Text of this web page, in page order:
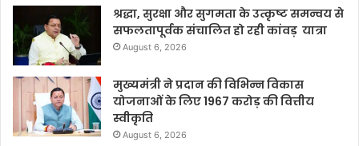
श्रद्धा, सुरक्षा और सुगमता के उत्कृष्ट समन्वय से
सफलतापूर्वक संचालित हो रही कांवड़ यात्रा
August 6, 2026
मुख्यमंत्री ने प्रदान की विभिन्न विकास
योजनाओं के लिए 1967 करोड़ की वित्तीय
स्वीकृति
August 6, 2026